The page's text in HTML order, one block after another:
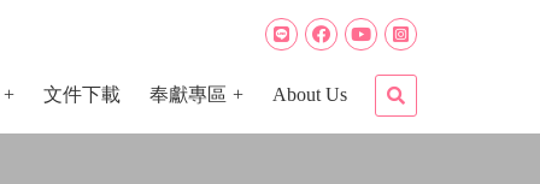
文件下載 奉獻專區 About Us